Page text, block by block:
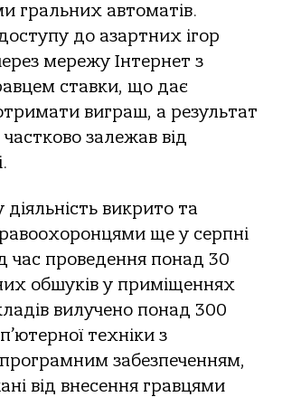
гральних автоматів.
до азартних ігор
мережу Інтернет з
ставки, що дає
виграш, а результат
залежав від
викрито та
ще у серпні
час проведення понад 30
обшуків у приміщеннях
вилучено понад 300
техніки з
забезпеченням,
від внесення гравцями